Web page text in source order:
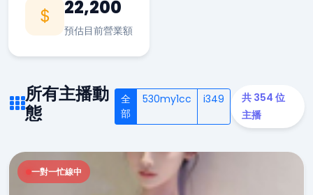
22,200
預估目前營業額
所有主播動
態
全
部
530my1cc i349
共 354 位
主播
一對一忙線中